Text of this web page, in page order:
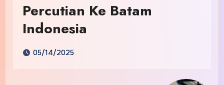
Percutian Ke Batam
Indonesia
05/14/2025